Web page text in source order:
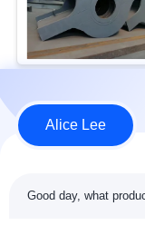
Beliebte
Alice Lee
Good day, what